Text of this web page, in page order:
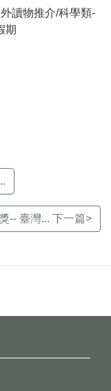
讀物推介/科學類-
期
-- 臺灣... 下一篇>